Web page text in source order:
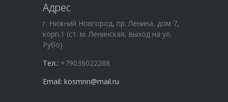
Адрес
г. Нижний Новгород, пр. Ленина, дом 7,
корп.1 (ст. м. Ленинская, выход на ул.
Рубо)
Тел.: +79036022288
Email: kosmnn@mail.ru